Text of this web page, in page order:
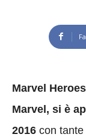
Marvel
Marvel, si è
2016 con